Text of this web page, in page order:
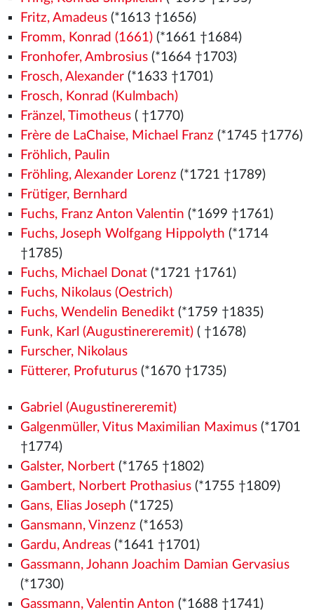
Fritz, Amadeus(*1613 †1656)
Fromm, Konrad (1661)(*1661 †1684)
Fronhofer, Ambrosius(*1664 †1703)
Frosch, Alexander(*1633 †1701)
Frosch, Konrad (Kulmbach)
Fränzel, Timotheus( †1770)
Frère de LaChaise, Michael Franz (*1745 †1776)
Fröhlich, Paulin
Fröhling, Alexander Lorenz (*1721 †1789)
Frütiger, Bernhard
Fuchs, Franz Anton Valentin (*1699 †1761)
Fuchs, Joseph Wolfgang Hippolyth (*1714
†1785)
Fuchs, Michael Donat(*1721 †1761)
Fuchs, Nikolaus (Oestrich)
Fuchs, Wendelin Benedikt(*1759 †1835)
Funk, Karl (Augustinereremit)( †1678)
Furscher, Nikolaus
Fütterer, Profuturus(*1670 †1735)
Gabriel (Augustinereremit)
Galgenmüller, Vitus Maximilian Maximus(*1701
†1774)
Galster, Norbert(*1765 †1802)
Gambert, Norbert Prothasius(*1755 †1809)
Gans, Elias Joseph (*1725)
Gansmann, Vinzenz (*1653)
Gardu, Andreas(*1641 †1701)
Gassmann, Johann Joachim Damian Gervasius
(*1730)
Gassmann, Valentin Anton (*1688 †1741)